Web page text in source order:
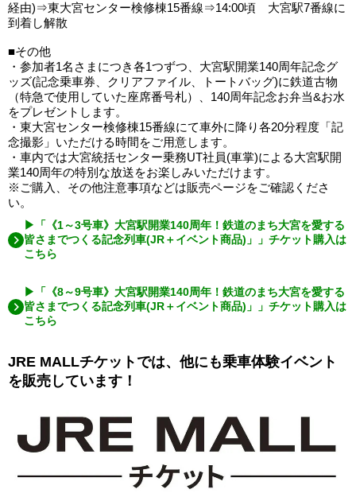
経由)⇒東大宮センター検修棟15番線⇒14:00頃 大宮駅7番線に
到着し解散
■その他
・参加者1名さまにつき各1つずつ、大宮駅開業140周年記念グ
ッズ(記念乗車券、クリアファイル、トートバッグ)に鉄道古物
（特急で使用していた座席番号札）、140周年記念お弁当&お水
をプレゼントします。
・東大宮センター検修棟15番線にて車外に降り各20分程度「記
念撮影」いただける時間をご用意します。
・車内では大宮統括センター乗務UT社員(車掌)による大宮駅開
業140周年の特別な放送をお楽しみいただけます。
※ご購入、その他注意事項などは販売ページをご確認くださ
い。
▶「《1～3号車》大宮駅開業140周年！鉄道のまち大宮を愛する
皆さまでつくる記念列車(JR＋イベント商品)」」チケット購入は
こちら
▶「《8～9号車》大宮駅開業140周年！鉄道のまち大宮を愛する
皆さまでつくる記念列車(JR＋イベント商品)」」チケット購入は
こちら
JRE MALLチケットでは、他にも乗車体験イベント
を販売しています！